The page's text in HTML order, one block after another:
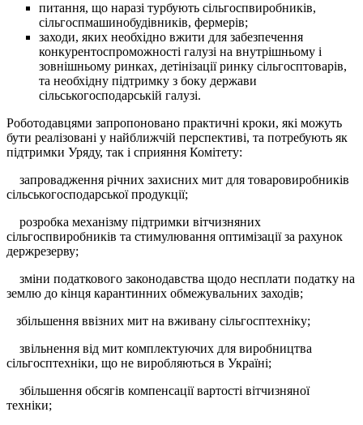
питання, що наразі турбують сільгоспвиробників,
сільгоспмашинобудівників, фермерів;
заходи, яких необхідно вжити для забезпечення
конкурентоспроможності галузі на внутрішньому і
зовнішньому ринках, детінізації ринку сільгосптоварів,
та необхідну підтримку з боку держави
сільськогосподарській галузі.
Роботодавцями запропоновано практичні кроки, які можуть
бути реалізовані у найближчій перспективі, та потребують як
підтримки Уряду, так і сприяння Комітету:
запровадження річних захисних мит для товаровиробників
сільськогосподарської продукції;
розробка механізму підтримки вітчизняних
сільгоспвиробників та стимулювання оптимізації за рахунок
держрезерву;
зміни податкового законодавства щодо несплати податку на
землю до кінця карантинних обмежувальних заходів;
збільшення ввізних мит на вживану сільгосптехніку;
звільнення від мит комплектуючих для виробництва
сільгосптехніки, що не виробляються в Україні;
збільшення обсягів компенсації вартості вітчизняної
техніки;